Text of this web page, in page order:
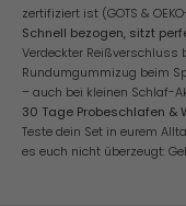
zertifiziert ist (GOTS &
Schnell bezogen, sitzt
Verdeckter Reißverschluss
Rundumgummizug beim
– auch bei kleinen Schlaf-
30 Tage Probeschlafen &
Teste dein Set in eurem
es euch nicht überzeugt: